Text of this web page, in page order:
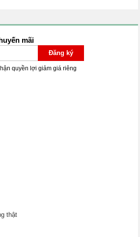
mãi
Đăng ký
quyền lợi giảm giá riêng
thật